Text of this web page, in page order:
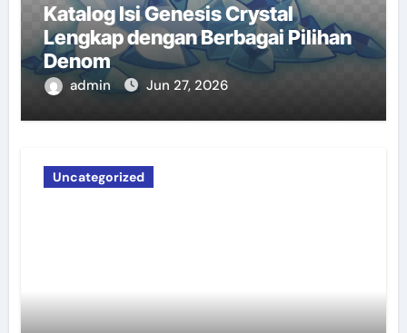
Katalog Isi Genesis Crystal
Lengkap dengan Berbagai Pilihan
Denom
admin Jun 27, 2026
Uncategorized